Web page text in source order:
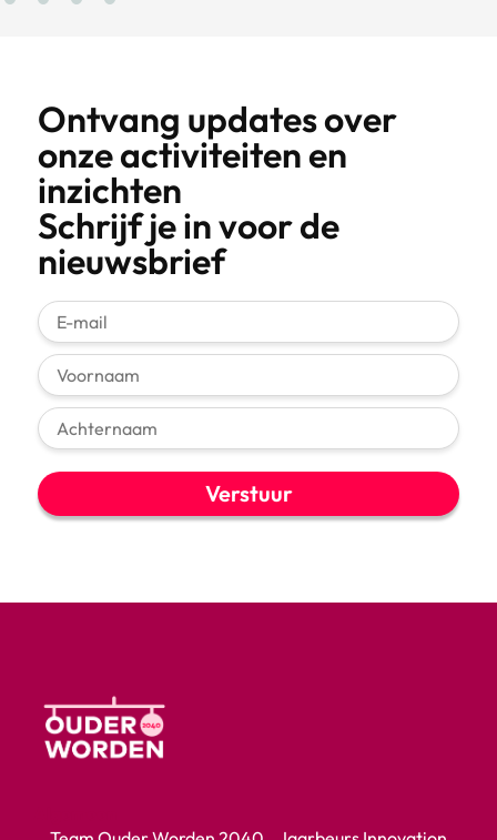
Ontvang updates over
onze activiteiten en
inzichten
Schrijf je in voor de
nieuwsbrief
Verstuur